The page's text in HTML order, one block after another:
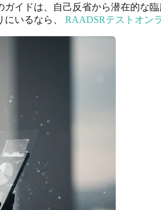
イドは、自己反省から潜在的
にいるなら、 RAADSRテストオン